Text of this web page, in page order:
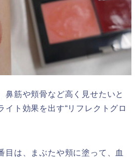
鼻筋や頬骨など高く見せたいと
イト効果を出す“リフレクトグロ
目は、まぶたや頬に塗って、血